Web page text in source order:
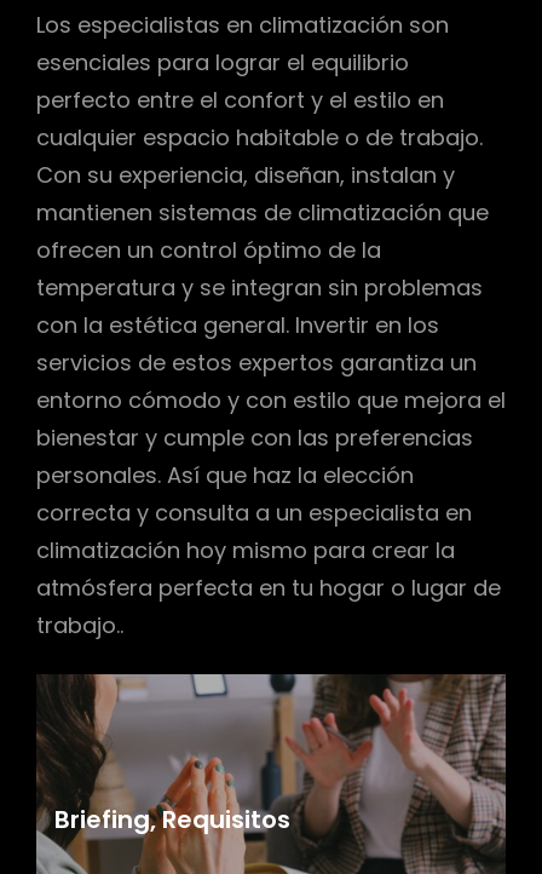
Los especialistas en climatización son
esenciales para lograr el equilibrio
perfecto entre el confort y el estilo en
cualquier espacio habitable o de trabajo.
Con su experiencia, diseñan, instalan y
mantienen sistemas de climatización que
ofrecen un control óptimo de la
temperatura y se integran sin problemas
con la estética general. Invertir en los
servicios de estos expertos garantiza un
entorno cómodo y con estilo que mejora el
bienestar y cumple con las preferencias
personales. Así que haz la elección
correcta y consulta a un especialista en
climatización hoy mismo para crear la
atmósfera perfecta en tu hogar o lugar de
trabajo..
Briefing, Requisitos